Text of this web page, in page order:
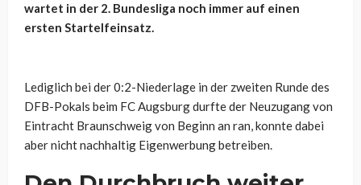
wartet in der 2. Bundesliga noch immer auf einen
ersten Startelfeinsatz.
Lediglich bei der 0:2-Niederlage in der zweiten Runde des
DFB-Pokals beim FC Augsburg durfte der Neuzugang von
Eintracht Braunschweig von Beginn an ran, konnte dabei
aber nicht nachhaltig Eigenwerbung betreiben.